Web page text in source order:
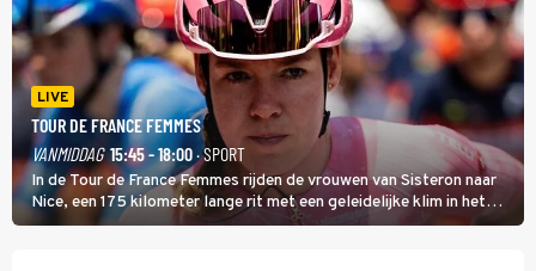
LIVE
TOUR DE FRANCE FEMMES
VANMIDDAG 15:45 - 18:00· SPORT
In de Tour de France Femmes rijden de vrouwen van Sisteron naar
Nice, een 175 kilometer lange rit met een geleidelijke klim in het
midden. Dat is mogelijk niet de zwaarste hindernis, dat is de